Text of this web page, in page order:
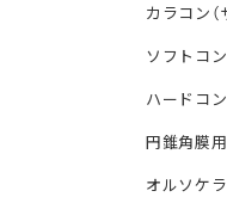
カラコン（
ソフトコ
ハードコ
円錐角膜用
オルソケ